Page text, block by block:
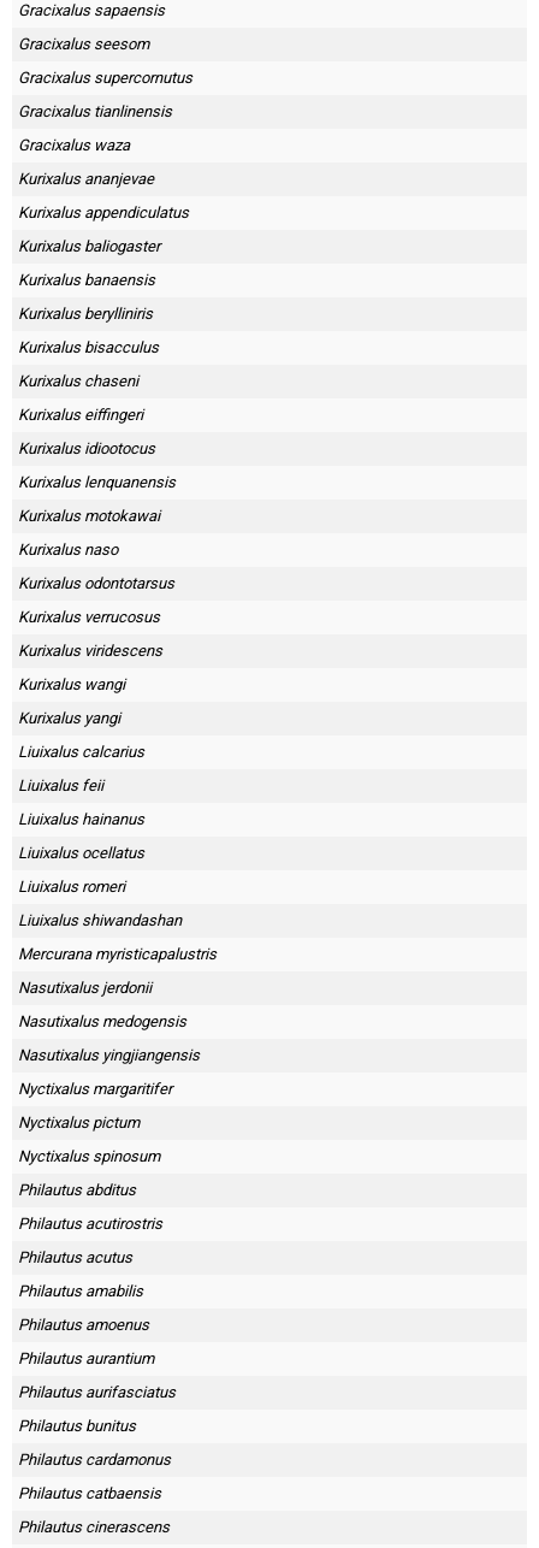
Gracixalus sapaensis
Gracixalus seesom
Gracixalus supercornutus
Gracixalus tianlinensis
Gracixalus waza
Kurixalus ananjevae
Kurixalus appendiculatus
Kurixalus baliogaster
Kurixalus banaensis
Kurixalus berylliniris
Kurixalus bisacculus
Kurixalus chaseni
Kurixalus eiffingeri
Kurixalus idiootocus
Kurixalus lenquanensis
Kurixalus motokawai
Kurixalus naso
Kurixalus odontotarsus
Kurixalus verrucosus
Kurixalus viridescens
Kurixalus wangi
Kurixalus yangi
Liuixalus calcarius
Liuixalus feii
Liuixalus hainanus
Liuixalus ocellatus
Liuixalus romeri
Liuixalus shiwandashan
Mercurana myristicapalustris
Nasutixalus jerdonii
Nasutixalus medogensis
Nasutixalus yingjiangensis
Nyctixalus margaritifer
Nyctixalus pictum
Nyctixalus spinosum
Philautus abditus
Philautus acutirostris
Philautus acutus
Philautus amabilis
Philautus amoenus
Philautus aurantium
Philautus aurifasciatus
Philautus bunitus
Philautus cardamonus
Philautus catbaensis
Philautus cinerascens